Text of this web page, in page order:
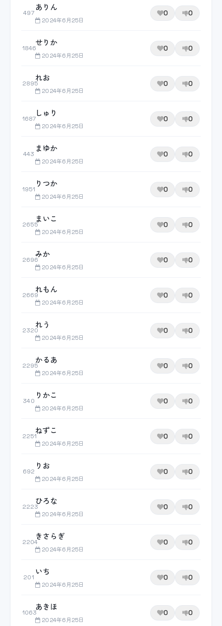
497
ありん
2024年6月25日
0 0
1846
せりか
2024年6月25日
0 0
2895
れお
2024年6月25日
0 0
1687
しゅり
2024年6月25日
0 0
443
まゆか
2024年6月25日
0 0
1951
りつか
2024年6月25日
0 0
2655
まいこ
2024年6月25日
0 0
2696
みか
2024年6月25日
0 0
2669
れもん
2024年6月25日
0 0
2320
れう
2024年6月25日
0 0
2295
かるあ
2024年6月25日
0 0
340
りかこ
2024年6月25日
0 0
2251
ねずこ
2024年6月25日
0 0
692
りお
2024年6月25日
0 0
2223
ひろな
2024年6月25日
0 0
2204
きさらぎ
2024年6月25日
0 0
201
いち
2024年6月25日
0 0
1063
あきほ
2024年6月25日
0 0